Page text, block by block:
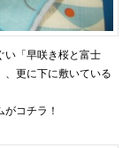
い「早咲き桜と富士
、更に下に敷いている
コチラ！